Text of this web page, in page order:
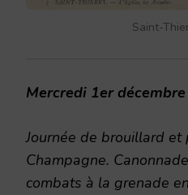
Saint-
Mercredi 1er décembre
Journée de brouillard et
Champagne.
combats à la grenade